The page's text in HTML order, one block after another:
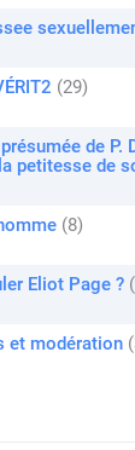
29
de P.
petitesse de
8
Eliot Page ?
et modération